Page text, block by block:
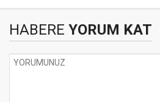
HABERE YORUM KAT